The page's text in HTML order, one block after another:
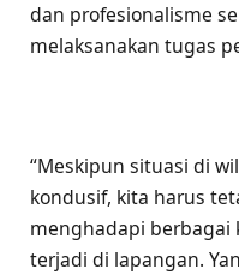
dan profesionalisme
melaksanakan tugas
“Meskipun situasi di
kondusif, kita harus
menghadapi
terjadi di lapangan.